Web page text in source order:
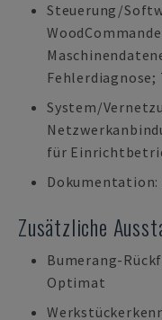
Steuerung/
System/
für
Dokumentation:
Zusätzliche
Bumerang-
Optimat